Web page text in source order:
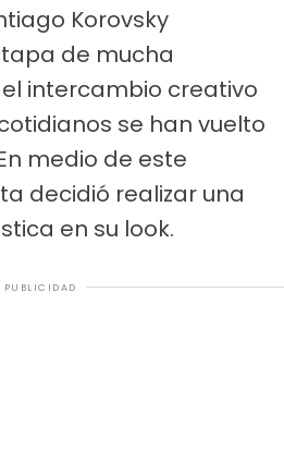
Korovsky
de mucha
intercambio creativo
se han vuelto
medio de este
decidió realizar una
en su look.
PUBLICIDAD